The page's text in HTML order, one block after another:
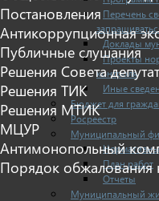
Перечень
Доклады
Проекты
контроля
Иные
Бюджет для
Росреестр
Муниципальный
План работ
Отчеты
Муниципальный
Постановления
Антикоррупционная
Публичные слушания
Решения Совета
Решения ТИК
Решения МТИК
МЦУР
Антимонопольный
Порядок обжалования